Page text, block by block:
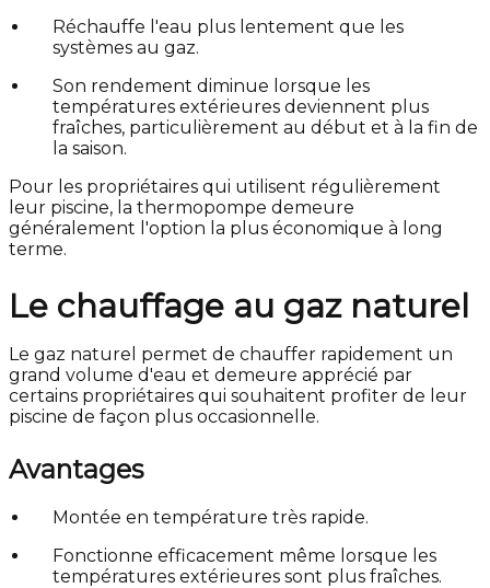
Réchauffe l'eau plus lentement que les
systèmes au gaz.
Son rendement diminue lorsque les
températures extérieures deviennent plus
fraîches, particulièrement au début et à la fin de
la saison.
Pour les propriétaires qui utilisent régulièrement
leur piscine, la thermopompe demeure
généralement l'option la plus économique à long
terme.
Le chauffage au gaz naturel
Le gaz naturel permet de chauffer rapidement un
grand volume d'eau et demeure apprécié par
certains propriétaires qui souhaitent profiter de leur
piscine de façon plus occasionnelle.
Avantages
Montée en température très rapide.
Fonctionne efficacement même lorsque les
températures extérieures sont plus fraîches.